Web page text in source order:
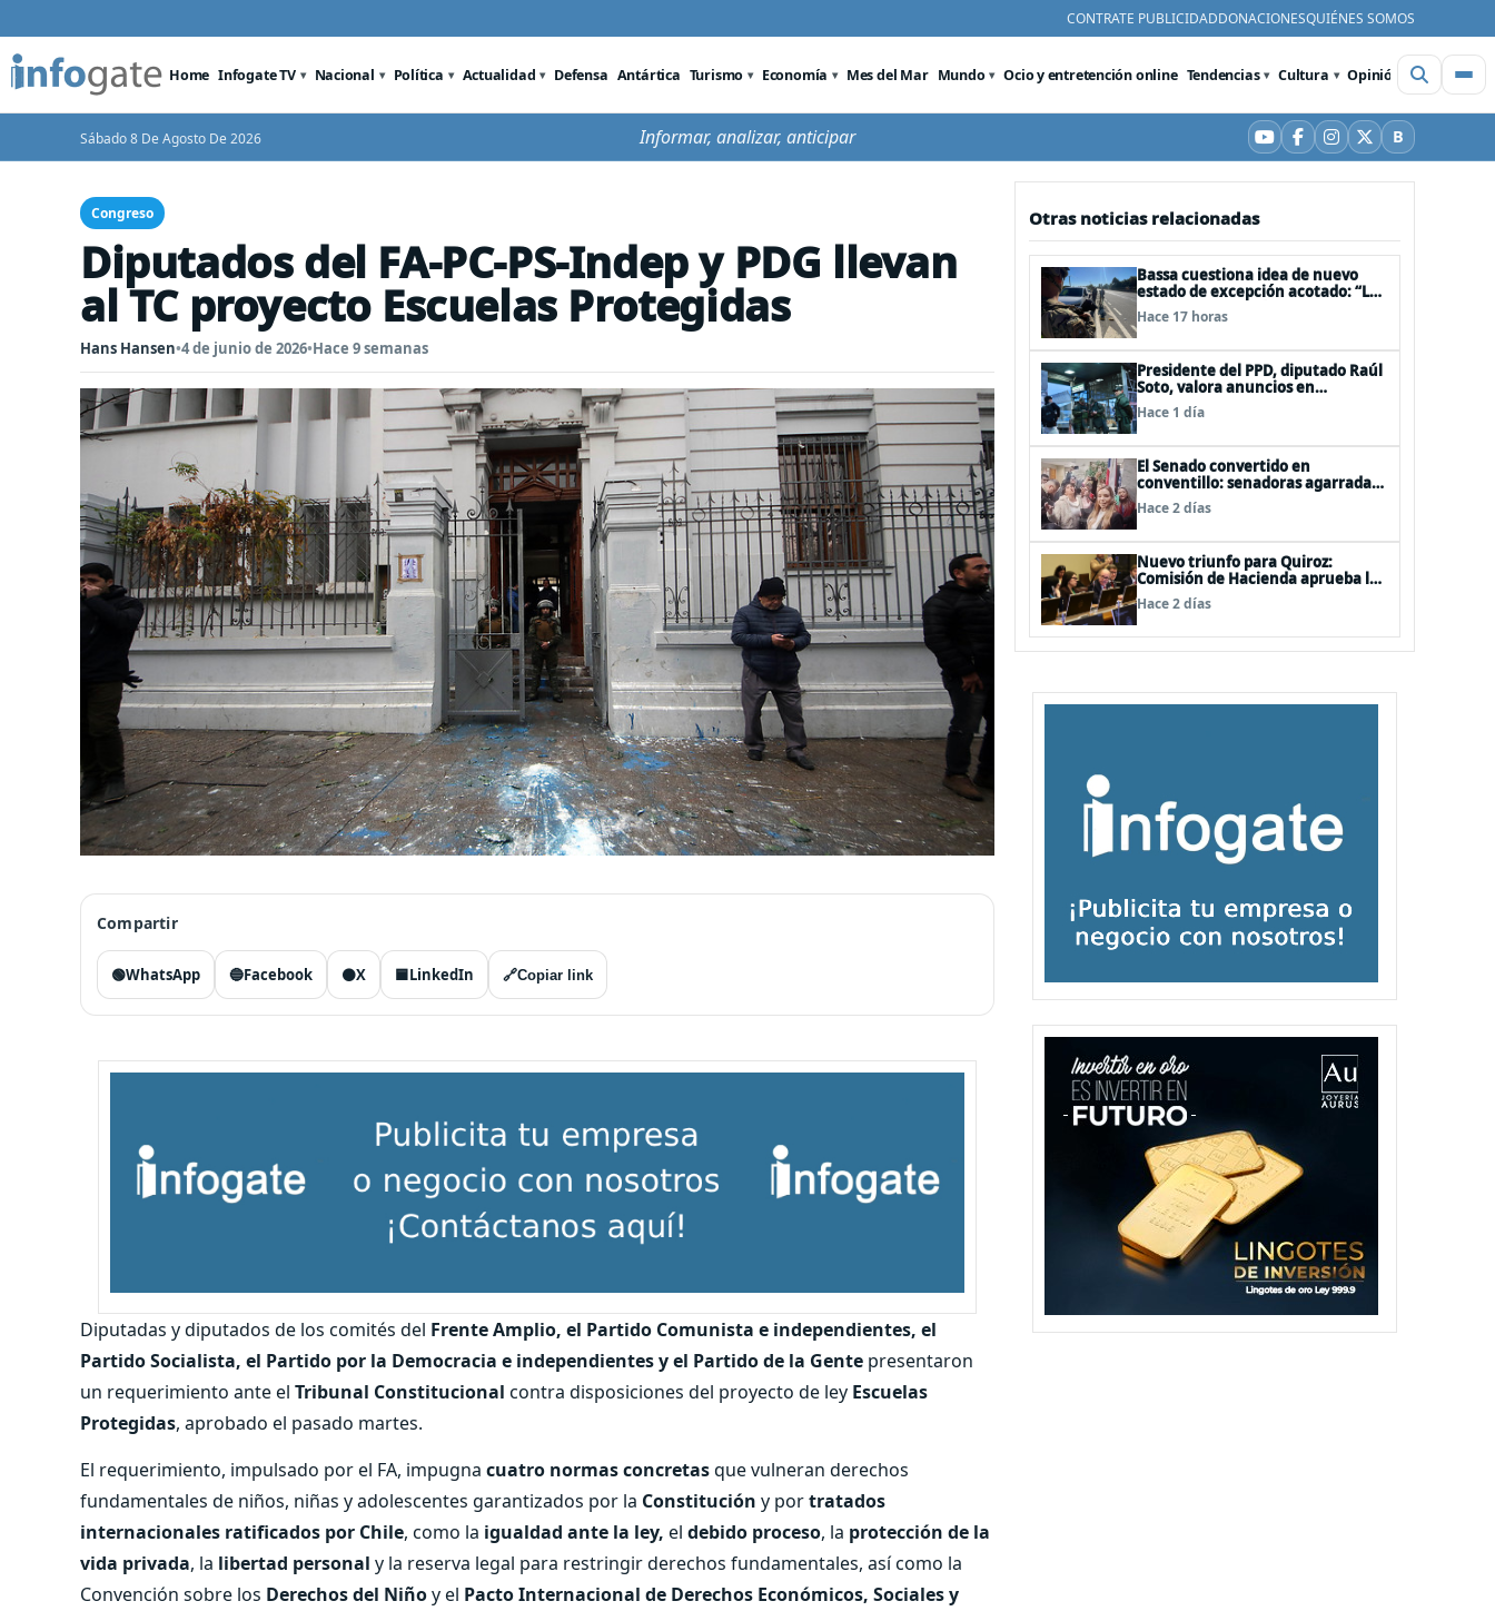
CONTRATE PUBLICIDADDONACIONESQUIÉNES SOMOS
Home Infogate TV Nacional Política Actualidad Defensa Antártica Turismo Economía Mes del Mar Mundo Ocio y entretención online Tendencias Cultura Opinión Videos
Sábado 8 De Agosto De 2026 Informar, analizar, anticipar YouTube
Facebook
Instagram
X BBluesky
Congreso
Diputados del FA-PC-PS-Indep y PDG llevan
al TC proyecto Escuelas Protegidas
Hans Hansen•4 de junio de 2026•Hace 9 semanas
Compartir
🟢WhatsApp 🔵Facebook ⚫X 🟦LinkedIn 🔗Copiar link
Diputadas y diputados de los comités del Frente Amplio, el Partido Comunista e independientes, el
Partido Socialista, el Partido por la Democracia e independientes y el Partido de la Gente presentaron
un requerimiento ante el Tribunal Constitucional contra disposiciones del proyecto de ley Escuelas
Protegidas, aprobado el pasado martes.
El requerimiento, impulsado por el FA, impugna cuatro normas concretasque vulneran derechos
fundamentales de niños, niñas y adolescentes garantizados por la Constitución y portratados
internacionales ratificados por Chile, como la igualdad ante la ley, el debido proceso, la protección de la
vida privada, la libertad personal y la reserva legal para restringir derechos fundamentales, así como la
Convención sobre los Derechos del Niñoy el Pacto Internacional de Derechos Económicos, Sociales y
Otras noticias relacionadas
Bassa cuestiona idea de nuevo
estado de excepción acotado: “Las
FFAA no son policías”
Hace 17 horas
Presidente del PPD, diputado Raúl
Soto, valora anuncios en
seguridad pero advierte ausencia
clave: alzamiento del secreto
Hace 1 día
El Senado convertido en
conventillo: senadoras agarradas
de las mechas
Hace 2 días
Nuevo triunfo para Quiroz:
Comisión de Hacienda aprueba los
vetos a la Megarreforma
Hace 2 días